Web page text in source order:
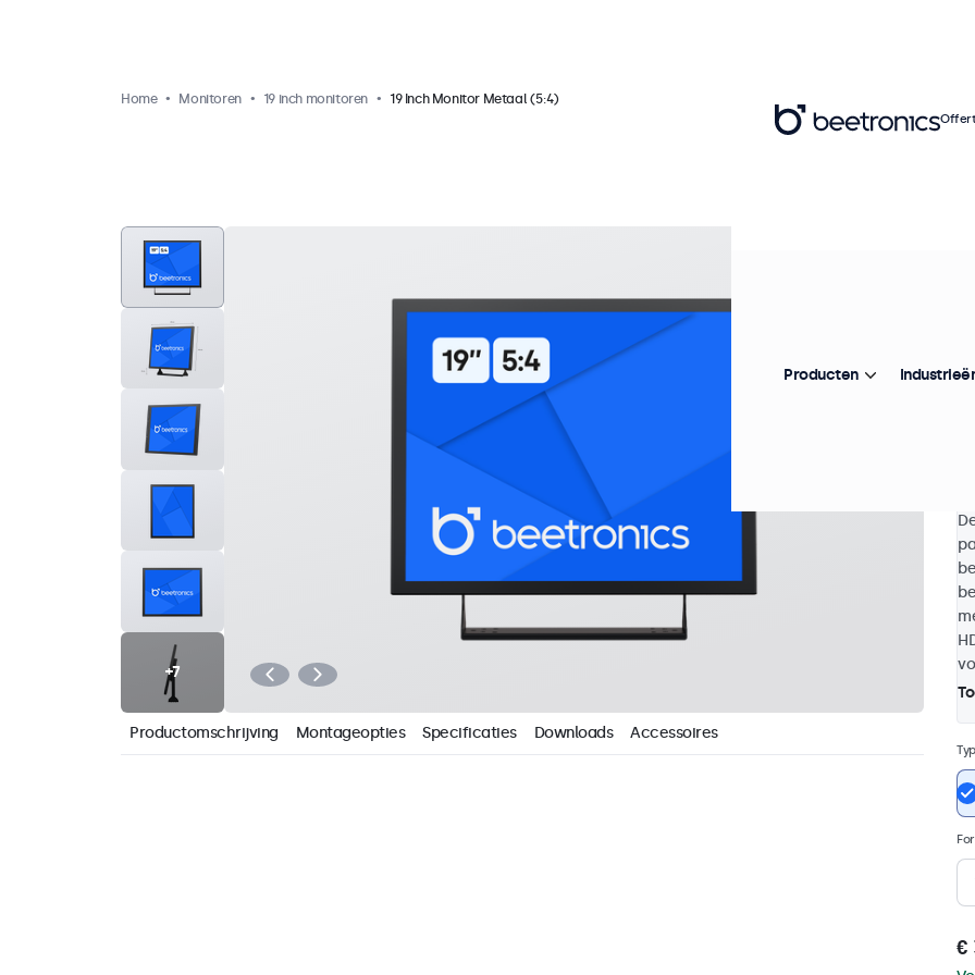
Home Monitoren 19 inch monitoren 19 Inch Monitor Metaal (5:4)
Productomschrijving Montageopties Specificaties Downloads Accessoires
€
Producten